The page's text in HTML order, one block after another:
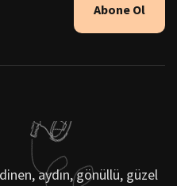
Abone Ol
aydın, gönüllü, güzel